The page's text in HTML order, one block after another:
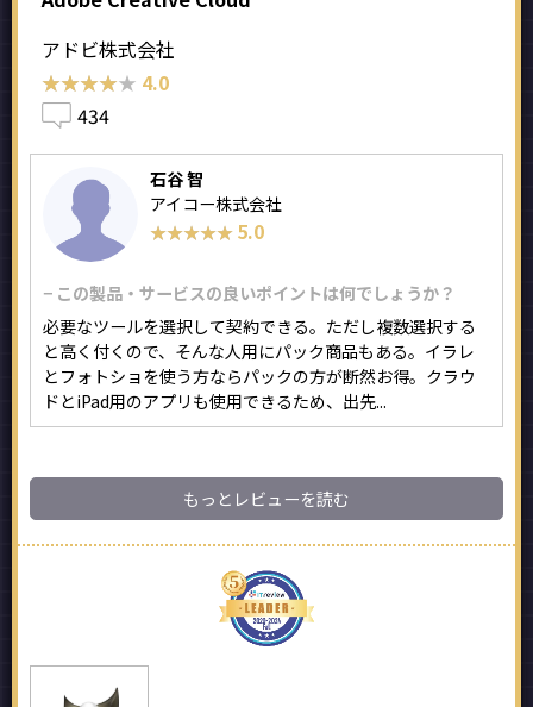
アドビ株式会社
★★★★★
★★★★★ 4.0
434
石谷 智
アイコー株式会社
★★★★★
★★★★★ 5.0
− この製品・サービスの良いポイントは何でしょうか？
必要なツールを選択して契約できる。ただし複数選択する
と高く付くので、そんな人用にパック商品もある。イラレ
とフォトショを使う方ならパックの方が断然お得。クラウ
ドとiPad用のアプリも使用できるため、出先...
もっとレビューを読む